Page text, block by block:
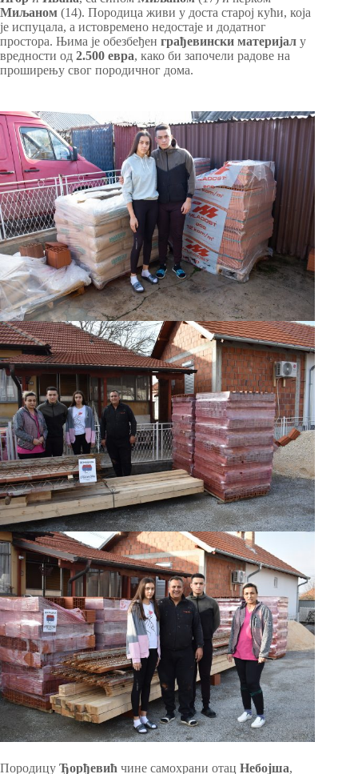
Миљаном (14). Породица живи у доста старој кући, која
је испуцала, а истовремено недостаје и додатног
простора. Њима је обезбеђен грађевински материјал у
вредности од 2.500 евра, како би започели радове на
проширењу свог породичног дома.
Породицу Ђорђевић чине самохрани отац Небојша,